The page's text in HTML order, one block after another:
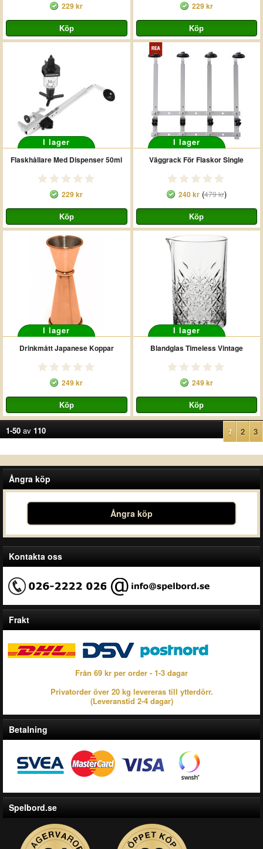
229 kr 229 kr
I lager
Flaskhållare Med Dispenser 50ml
229 kr
I lager
Väggrack För Flaskor Single
240 kr(479 kr)
I lager
Drinkmått Japanese Koppar
249 kr
I lager
Blandglas Timeless Vintage
249 kr
1-50 av 110 1 2 3
Ångra köp
Ångra köp
Kontakta oss
Frakt
Från 69 kr per order - 1-3 dagar
Privatorder över 20 kg levereras till ytterdörr.
(Leveranstid 2-4 dagar)
Betalning
Spelbord.se